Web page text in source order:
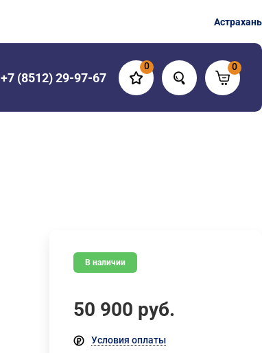
Астрахань
+7 (8512) 29-97-67
0 0
В наличии
50 900 руб.
Условия оплаты